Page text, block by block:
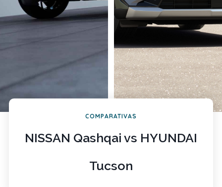
COMPARATIVAS
NISSAN Qashqai vs HYUNDAI
Tucson